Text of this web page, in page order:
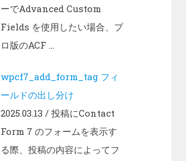
ーでAdvanced Custom
Fields を使用したい場合、プ
ロ版のACF ...
wpcf7_add_form_tag フィ
ールドの出し分け
2025.03.13 / 投稿にContact
Form 7 のフォームを表示す
る際、投稿の内容によってフ